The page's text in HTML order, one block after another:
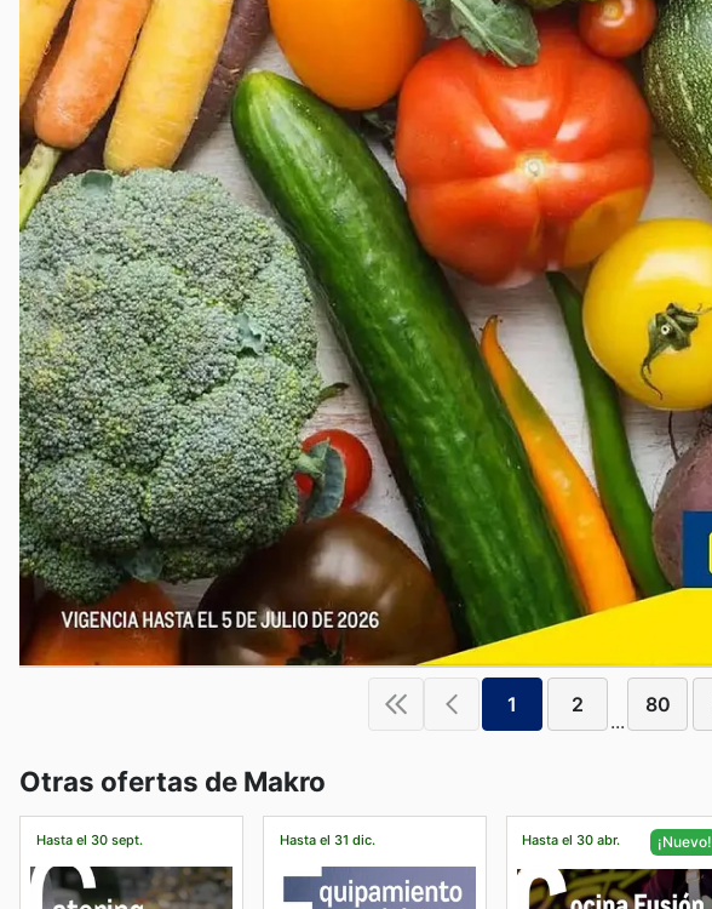
1 2
...
80
Otras ofertas de Makro
Hasta el 30 sept. Hasta el 31 dic. Hasta el 30 abr. ¡Nuevo!